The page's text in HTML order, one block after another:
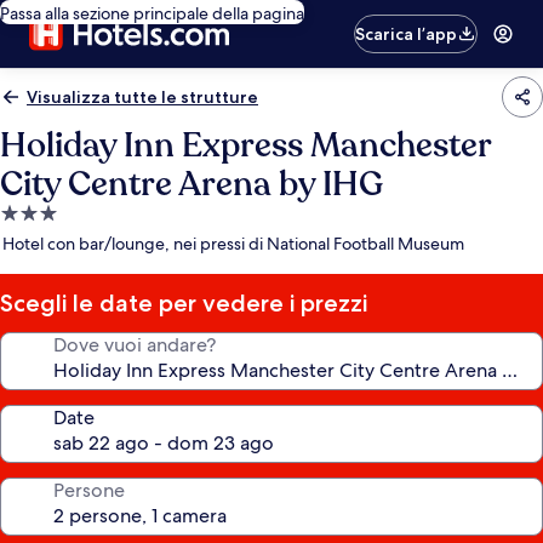
Passa alla sezione principale della pagina
Scarica l’app
Visualizza tutte le strutture
Holiday Inn Express Manchester
City Centre Arena by IHG
Struttura
a
stelle
Hotel con bar/lounge, nei pressi di National Football Museum
Scegli le date per vedere i prezzi
Dove vuoi andare?
Date
Persone